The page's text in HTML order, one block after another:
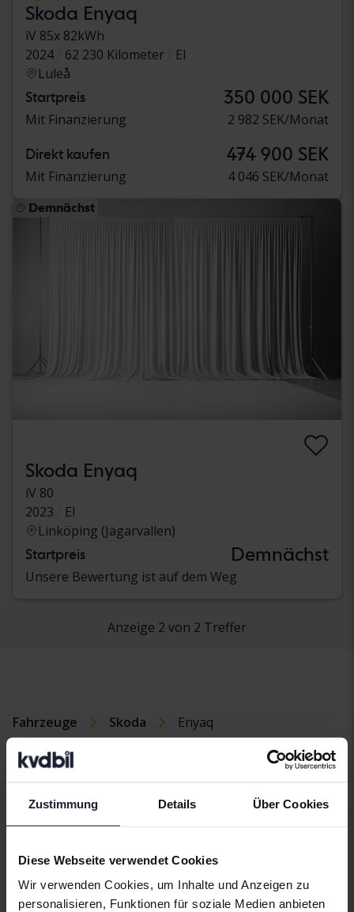
Zustimmung Details Über Cookies
Diese Webseite verwendet Cookies
Wir verwenden Cookies, um Inhalte und Anzeigen zu
personalisieren, Funktionen für soziale Medien anbieten
Skoda Enyaq
iV 85x 82kWh
2024
62 230 Kilometer
El
Luleå
Startpreis 350 000 SEK
Mit Finanzierung 2 982 SEK/Monat
Direkt kaufen 474 900 SEK
Mit Finanzierung 4 046 SEK/Monat
Demnächst
Skoda Enyaq
iV 80
2023
El
Linköping (Jägarvallen)
Startpreis Demnächst
Unsere Bewertung ist auf dem Weg
Anzeige 2 von 2 Treffer
Fahrzeuge Skoda Enyaq
SkodaModelle
Skoda Kodiaq
Skoda Superb